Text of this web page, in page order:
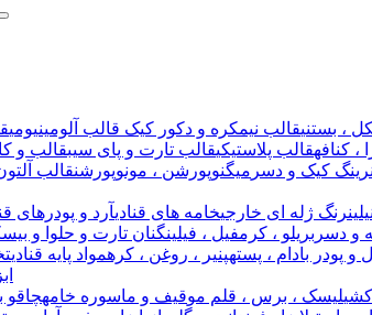
، بستنیقالب نیمکره و دکور کیک قالب آلومینیومی
، کنافهقالب پلاستیکیقالب تارت و پای سیبقالب و
رینگ کیک و دسر میگنوپورشن ، مونوپورشنقالب
رنگ ژله ای خارجیخامه های قنادیآرد و پودرهای
و دسر بریلو ، کرمفیل ، فیلینگنان تارت و حلوا و
و پودر بادام ، پستهپنیر ، روغن ، کرهمواد پایه قنادی
لیسک ، برس ، قلم موقیف و ماسوره خامهچاقو